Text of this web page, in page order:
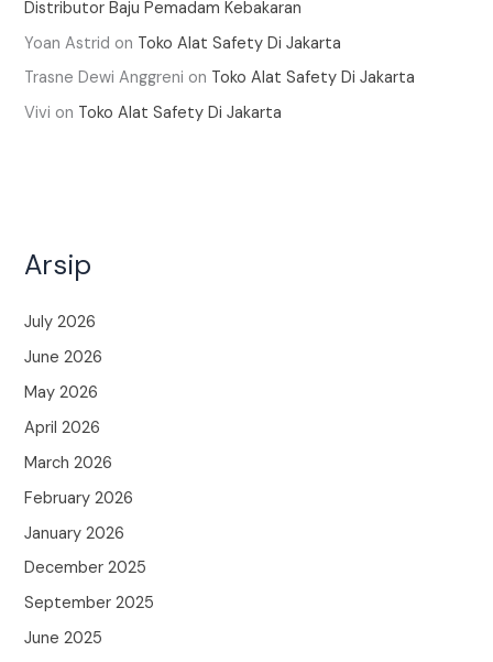
Distributor Baju Pemadam Kebakaran
Yoan Astrid on Toko Alat Safety Di Jakarta
Trasne Dewi Anggreni on Toko Alat Safety Di Jakarta
Vivi on Toko Alat Safety Di Jakarta
Arsip
July 2026
June 2026
May 2026
April 2026
March 2026
February 2026
January 2026
December 2025
September 2025
June 2025